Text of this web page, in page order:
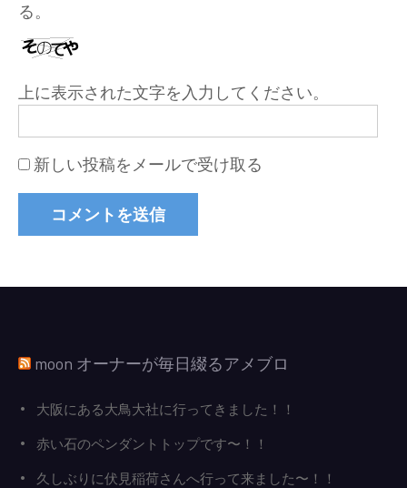
る。
上に表示された文字を入力してください。
新しい投稿をメールで受け取る
moon オーナーが毎日綴るアメブロ
大阪にある大鳥大社に行ってきました！！
赤い石のペンダントトップです〜！！
久しぶりに伏見稲荷さんへ行って来ました〜！！